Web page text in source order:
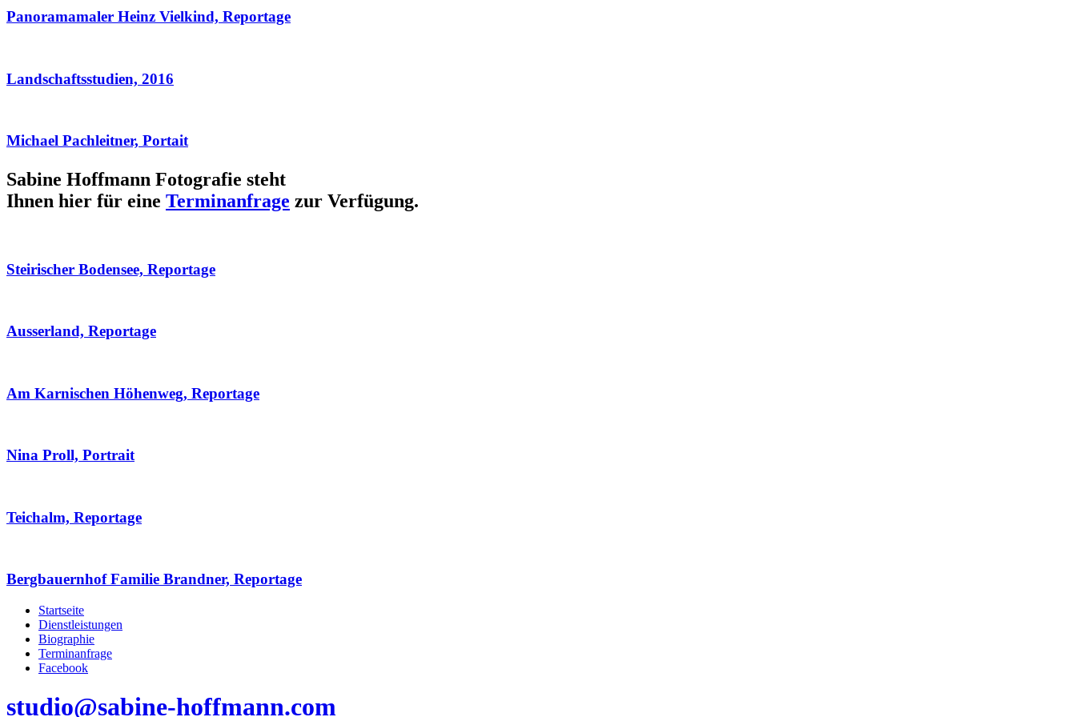
Panoramamaler Heinz Vielkind, Reportage
Landschaftsstudien, 2016
Michael Pachleitner, Portait
Sabine Hoffmann Fotografie steht
Ihnen hier für eine Terminanfrage zur Verfügung.
Steirischer Bodensee, Reportage
Ausserland, Reportage
Am Karnischen Höhenweg, Reportage
Nina Proll, Portrait
Teichalm, Reportage
Bergbauernhof Familie Brandner, Reportage
Startseite
Dienstleistungen
Biographie
Terminanfrage
Facebook
studio@sabine-hoffmann.com